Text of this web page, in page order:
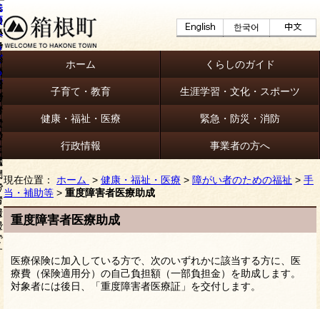
ホーム くらしのガイド
子育て・教育 生涯学習・文化・スポーツ
健康・福祉・医療 緊急・防災・消防
行政情報 事業者の方へ
現在位置： ホーム > 健康・福祉・医療 > 障がい者のための福祉 > 手
当・補助等 > 重度障害者医療助成
重度障害者医療助成
医療保険に加入している方で、次のいずれかに該当する方に、医
療費（保険適用分）の自己負担額（一部負担金）を助成します。
対象者には後日、「重度障害者医療証」を交付します。